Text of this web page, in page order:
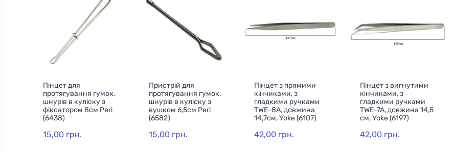
Пінцет для
протягування гумок,
шнурів в куліску з
фіксатором 8см Peri
(6438)
15,00 грн.
Пристрій для
протягування гумок,
шнурів в куліску з
вушком 6,5см Peri
(6582)
15,00 грн.
Пінцет з прямими
кінчиками, з
гладкими ручками
TWE-8A, довжина
14,7см, Yoke (6107)
42,00 грн.
Пінцет з вигнутими
кінчиками, з
гладкими ручками
TWE-7A, довжина 14,5
см, Yoke (6197)
42,00 грн.